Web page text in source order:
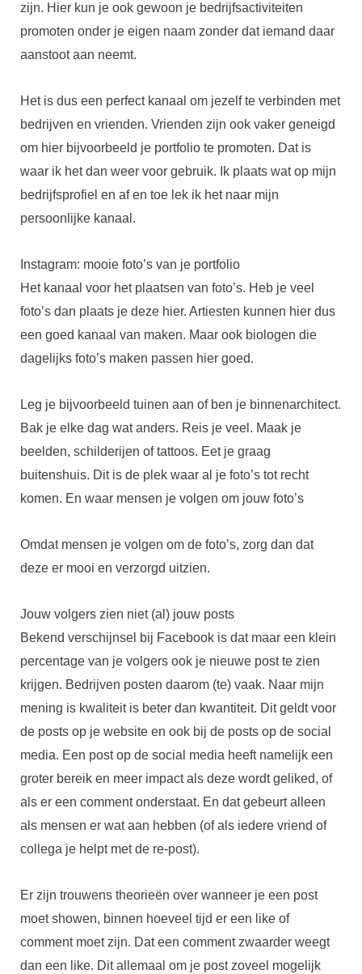
zijn. Hier kun je ook gewoon je bedrijfsactiviteiten
promoten onder je eigen naam zonder dat iemand daar
aanstoot aan neemt.
Het is dus een perfect kanaal om jezelf te verbinden met
bedrijven en vrienden. Vrienden zijn ook vaker geneigd
om hier bijvoorbeeld je portfolio te promoten. Dat is
waar ik het dan weer voor gebruik. Ik plaats wat op mijn
bedrijfsprofiel en af en toe lek ik het naar mijn
persoonlijke kanaal.
Instagram: mooie foto’s van je portfolio
Het kanaal voor het plaatsen van foto’s. Heb je veel
foto’s dan plaats je deze hier. Artiesten kunnen hier dus
een goed kanaal van maken. Maar ook biologen die
dagelijks foto’s maken passen hier goed.
Leg je bijvoorbeeld tuinen aan of ben je binnenarchitect.
Bak je elke dag wat anders. Reis je veel. Maak je
beelden, schilderijen of tattoos. Eet je graag
buitenshuis. Dit is de plek waar al je foto’s tot recht
komen. En waar mensen je volgen om jouw foto’s
Omdat mensen je volgen om de foto’s, zorg dan dat
deze er mooi en verzorgd uitzien.
Jouw volgers zien niet (al) jouw posts
Bekend verschijnsel bij Facebook is dat maar een klein
percentage van je volgers ook je nieuwe post te zien
krijgen. Bedrijven posten daarom (te) vaak. Naar mijn
mening is kwaliteit is beter dan kwantiteit. Dit geldt voor
de posts op je website en ook bij de posts op de social
media. Een post op de social media heeft namelijk een
groter bereik en meer impact als deze wordt geliked, of
als er een comment onderstaat. En dat gebeurt alleen
als mensen er wat aan hebben (of als iedere vriend of
collega je helpt met de re-post).
Er zijn trouwens theorieën over wanneer je een post
moet showen, binnen hoeveel tijd er een like of
comment moet zijn. Dat een comment zwaarder weegt
dan een like. Dit allemaal om je post zoveel mogelijk